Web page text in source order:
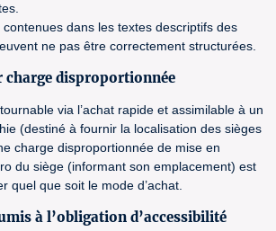
contenues dans les textes descriptifs des
ne pas être correctement structurées.
charge disproportionnée
via l’achat rapide et assimilable à un
(destiné à fournir la localisation des sièges
charge disproportionnée de mise en
du siège (informant son emplacement) est
quel que soit le mode d’achat.
à l’obligation d’accessibilité